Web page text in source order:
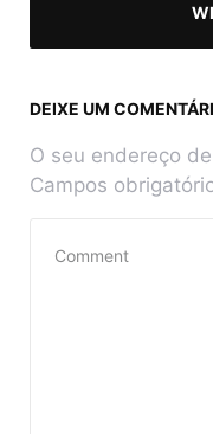
DEIXE UM
O seu endereço
Campos